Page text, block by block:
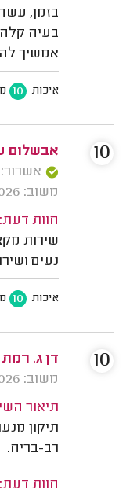
בזמן,
בעיה קלה
אמשיך
איכות 10
אבשלום
אשרור: 20/05/2026
משוב: 19/01/2026
חוות דעת:
שירות
נעים
איכות 10
10
דן ג. רמת
משוב: 20/05/2026
תיאור
תיקון
רב-בריח.
חוות דעת:
10